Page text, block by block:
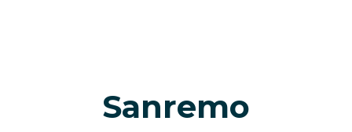
Sanremo